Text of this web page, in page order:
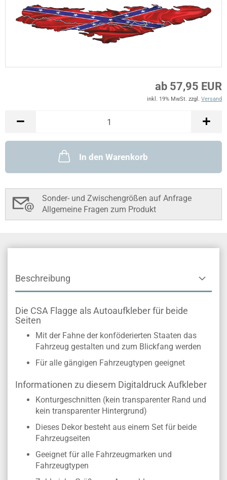
ab 57,95 EUR
inkl. 19% MwSt. zzgl. Versand
In den Warenkorb
Sonder- und Zwischengrößen auf Anfrage
Allgemeine Fragen zum Produkt
Beschreibung
Die CSA Flagge als Autoaufkleber für beide
Seiten
Mit der Fahne der konföderierten Staaten das
Fahrzeug gestalten und zum Blickfang werden
Für alle gängigen Fahrzeugtypen geeignet
Informationen zu diesem Digitaldruck Aufkleber
Konturgeschnitten (kein transparenter Rand und
kein transparenter Hintergrund)
Dieses Dekor besteht aus einem Set für beide
Fahrzeugseiten
Geeignet für alle Fahrzeugmarken und
Fahrzeugtypen